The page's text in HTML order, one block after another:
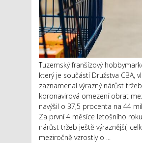
Tuzemský franšízový
který je součástí Družstva CBA,
zaznamenal výrazný nárůst
koronavirová omezení obrat
navýšil o 37,5 procenta na 44
Za první 4 měsíce letošního
nárůst tržeb ještě výraznější,
meziročně vzrostly o ...